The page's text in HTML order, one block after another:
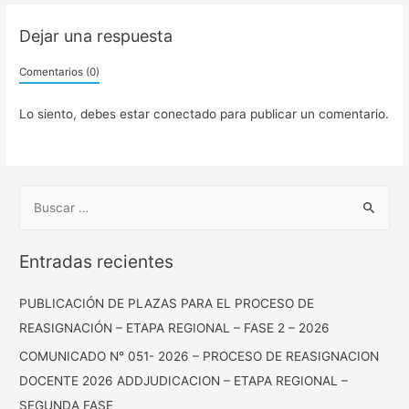
Dejar una respuesta
Comentarios (0)
Lo siento, debes estarconectado para publicar un comentario.
Entradas recientes
PUBLICACIÓN DE PLAZAS PARA EL PROCESO DE
REASIGNACIÓN – ETAPA REGIONAL – FASE 2 – 2026
COMUNICADO N° 051- 2026 – PROCESO DE REASIGNACION
DOCENTE 2026 ADDJUDICACION – ETAPA REGIONAL –
SEGUNDA FASE